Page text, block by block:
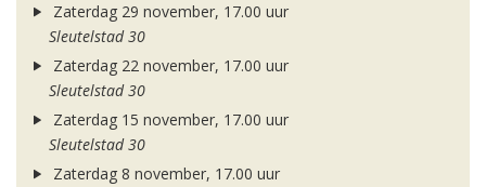
Zaterdag 29 november, 17.00 uur
Sleutelstad 30
Zaterdag 22 november, 17.00 uur
Sleutelstad 30
Zaterdag 15 november, 17.00 uur
Sleutelstad 30
Zaterdag 8 november, 17.00 uur